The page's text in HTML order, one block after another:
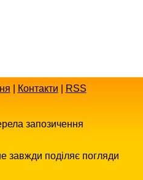
Контакти RSS
запозичення
завжди поділяє погляди